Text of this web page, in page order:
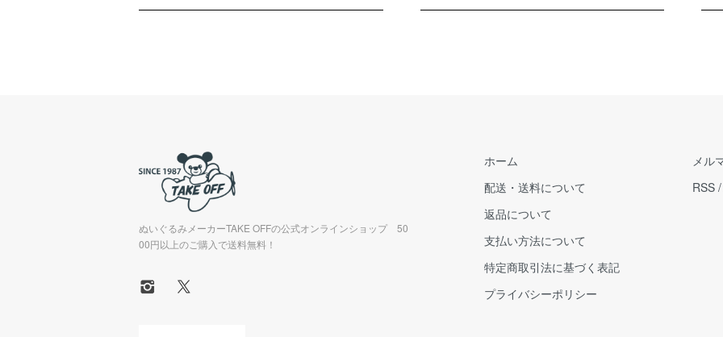
ぬいぐるみメーカーTAKE OFFの公式オンラインショップ 50
00円以上のご購入で送料無料！
ホーム
配送・送料について
返品について
支払い方法について
特定商取引法に基づく表記
プライバシーポリシー
メル
RSS /